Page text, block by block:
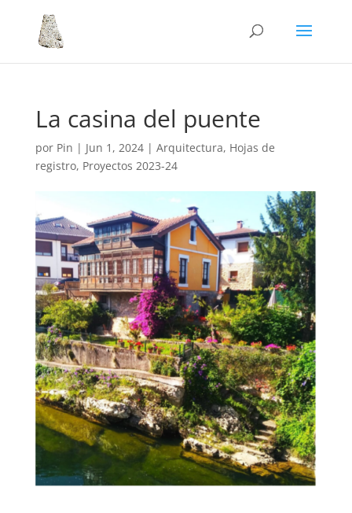
La casina del puente
por Pin | Jun 1, 2024| Arquitectura, Hojas de
registro, Proyectos 2023-24